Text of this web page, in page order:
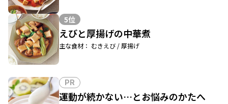
5位
えびと厚揚げの中華煮
主な食材： むきえび / 厚揚げ
PR
運動が続かない…とお悩みのかたへ